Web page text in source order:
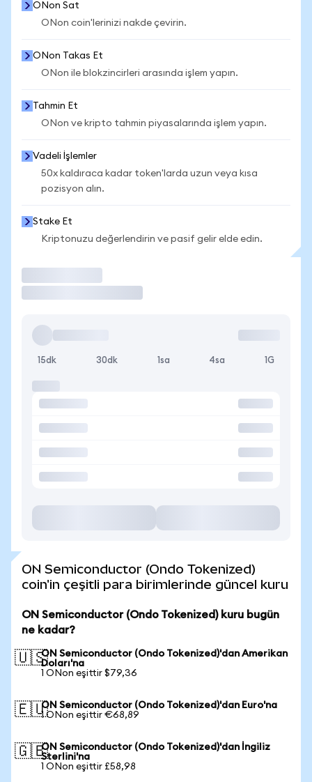
ONon Sat
ONon coin'lerinizi nakde çevirin.
ONon Takas Et
ONon ile blokzincirleri arasında işlem yapın.
Tahmin Et
ONon ve kripto tahmin piyasalarında işlem yapın.
Vadeli İşlemler
50x kaldıraca kadar token'larda uzun veya kısa
pozisyon alın.
Stake Et
Kriptonuzu değerlendirin ve pasif gelir elde edin.
15dk 30dk 1sa 4sa 1G
ON Semiconductor (Ondo Tokenized)
coin'in çeşitli para birimlerinde güncel kuru
ON Semiconductor (Ondo Tokenized) kuru bugün
ne kadar?
🇺🇸ON Semiconductor (Ondo Tokenized)'dan Amerikan
Doları'na
1 ONon eşittir $79,36
🇪🇺ON Semiconductor (Ondo Tokenized)'dan Euro'na
1 ONon eşittir €68,89
🇬🇧ON Semiconductor (Ondo Tokenized)'dan İngiliz
Sterlini'na
1 ONon eşittir £58,98